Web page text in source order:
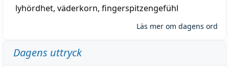
lyhördhet, väderkorn, fingerspitzengefühl
Läs mer om dagens ord
Dagens uttryck